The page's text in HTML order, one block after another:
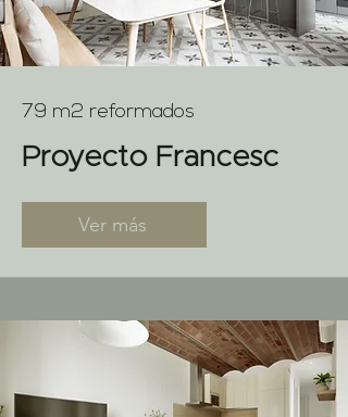
79 m2 reformados
Proyecto Francesc
Ver más